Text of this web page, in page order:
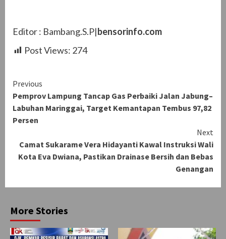
Editor : Bambang.S.P|bensorinfo.com
Post Views: 274
Continue
Reading
Previous
Pemprov Lampung Tancap Gas Perbaiki Jalan Jabung–
Labuhan Maringgai, Target Kemantapan Tembus 97,82
Persen
Next
Camat Sukarame Vera Hidayanti Kawal Instruksi Wali
Kota Eva Dwiana, Pastikan Drainase Bersih dan Bebas
Genangan
More Stories